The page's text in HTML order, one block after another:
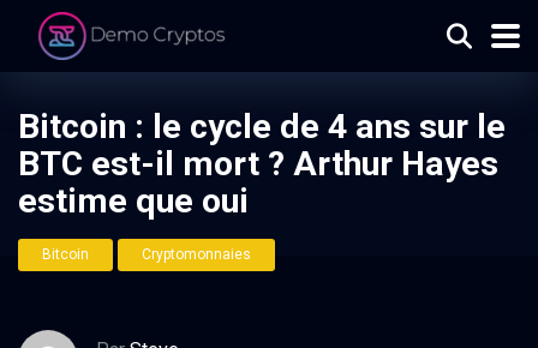
Bitcoin : le cycle de 4 ans sur le
BTC est-il mort ? Arthur Hayes
estime que oui
Bitcoin Cryptomonnaies